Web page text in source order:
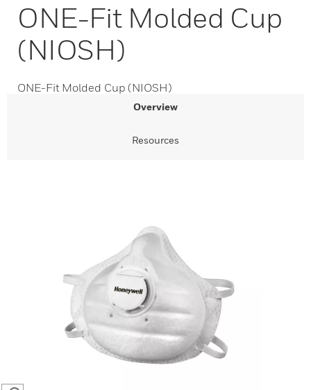
ONE-Fit Molded Cup
(NIOSH)
ONE-Fit Molded Cup (NIOSH)
Overview
Resources